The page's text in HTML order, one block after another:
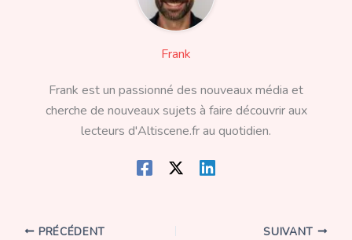
Frank
Frank est un passionné des nouveaux média et
cherche de nouveaux sujets à faire découvrir aux
lecteurs d'Altiscene.fr au quotidien.
PRÉCÉDENT SUIVANT